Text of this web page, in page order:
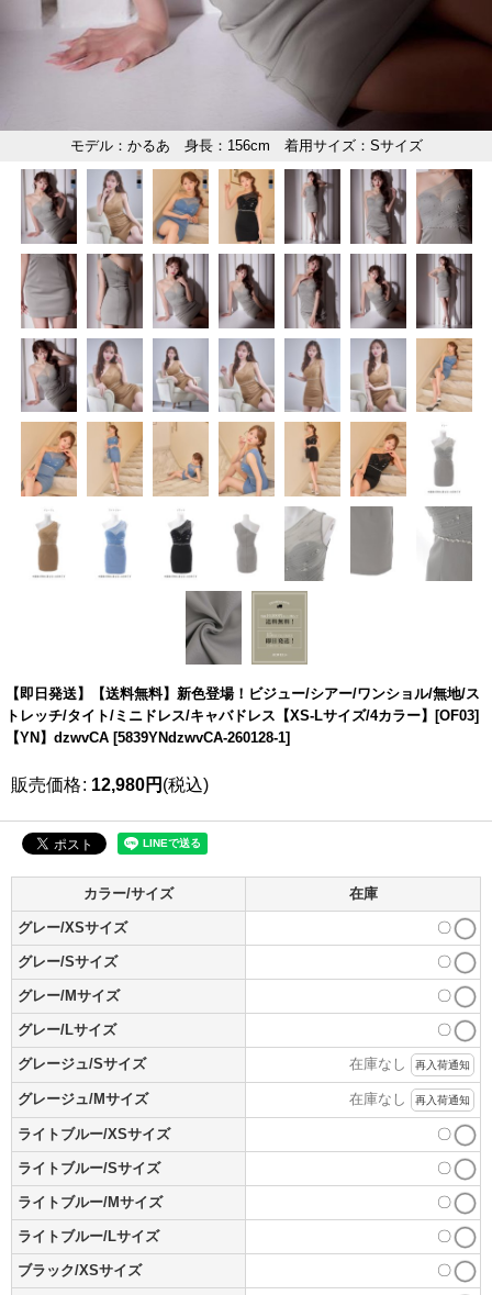
【即日発送】【送料無料】新色登場！ビジュー/シアー/ワンショル/無地/ス
トレッチ/タイト/ミニドレス/キャバドレス【XS-Lサイズ/4カラー】[OF03]
【YN】dzwvCA [5839YNdzwvCA-260128-1]
販売価格: 12,980円 (税込)
カラー/サイズ 在庫
グレー/XSサイズ 〇
グレー/Sサイズ 〇
グレー/Mサイズ 〇
グレー/Lサイズ 〇
グレージュ/Sサイズ 在庫なし 再入荷通知
グレージュ/Mサイズ 在庫なし 再入荷通知
ライトブルー/XSサイズ 〇
ライトブルー/Sサイズ 〇
ライトブルー/Mサイズ 〇
ライトブルー/Lサイズ 〇
ブラック/XSサイズ 〇